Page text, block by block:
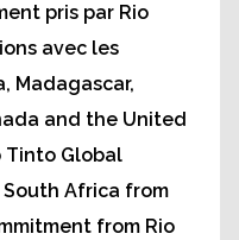
pris par Rio
avec les
Madagascar,
and the United
Tinto Global
Africa from
from Rio